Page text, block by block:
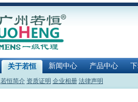
关于若恒 新闻中心 产品中心
若恒简介 资质证明 企业相册 法律声明